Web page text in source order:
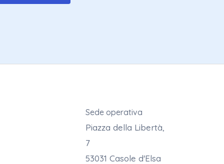
Sede operativa
Piazza della Libertà,
7
53031 Casole d'Elsa